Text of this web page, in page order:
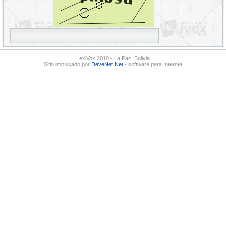
LexiVox 2010 - La Paz, Bolivia
Sitio impulsado por DeveNet.Net - software para Internet